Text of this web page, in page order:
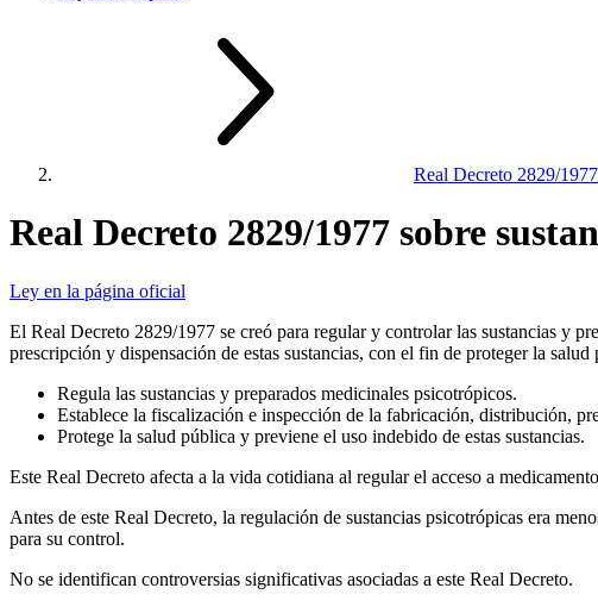
Real Decreto 2829/
Real Decreto 2829/1977 sobre
Ley en la página oficial
El Real Decreto 2829/1977 se creó para regular y controlar las sustancias y
prescripción y dispensación de estas sustancias, con el fin de proteger la
Regula las sustancias y preparados medicinales psicotrópicos.
Establece la fiscalización e inspección de la fabricación, distribución,
Protege la salud pública y previene el uso indebido de estas sustancias.
Este Real Decreto afecta a la vida cotidiana al regular el acceso a
Antes de este Real Decreto, la regulación de sustancias psicotrópicas era
para su control.
No se identifican controversias significativas asociadas a este Real Decreto.